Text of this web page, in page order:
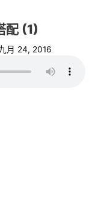
配 (1)
月 24, 2016